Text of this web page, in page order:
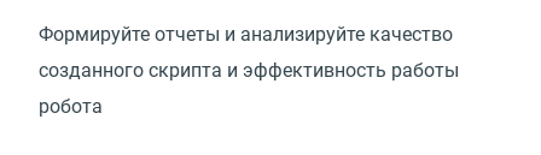
Формируйте отчеты и анализируйте качество
созданного скрипта и эффективность работы
робота